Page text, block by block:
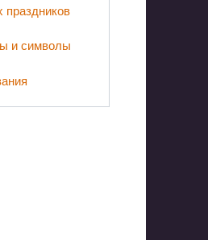
праздников
и символы